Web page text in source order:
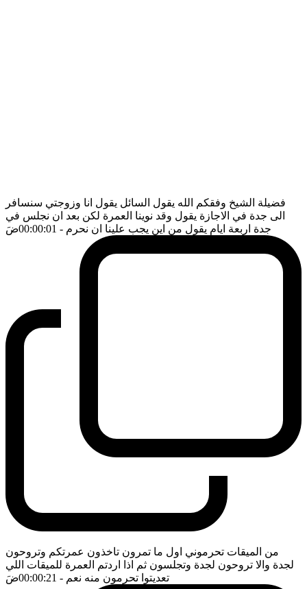
فضيلة الشيخ وفقكم الله يقول السائل يقول انا وزوجتي سنسافر
الى جدة في الاجازة يقول وقد نوينا العمرة لكن بعد ان نجلس في
جدة اربعة ايام يقول من اين يجب علينا ان نحرم - 00:00:01 ضَ
من الميقات تحرموني اول ما تمرون تاخذون عمرتكم وتروحون
لجدة والا تروحون لجدة وتجلسون ثم اذا اردتم العمرة للميقات اللي
تعديتوا تحرمون منه نعم - 00:00:21 ضَ